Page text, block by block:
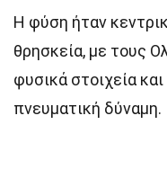
Η φύση ήταν
θρησκεία, με τους
φυσικά στοιχεία
πνευματική δύναμη.